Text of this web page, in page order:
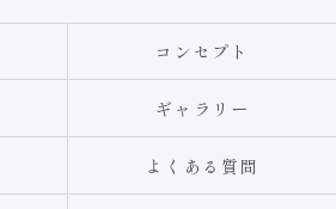
コンセプト
ギャラリー
よくある質問